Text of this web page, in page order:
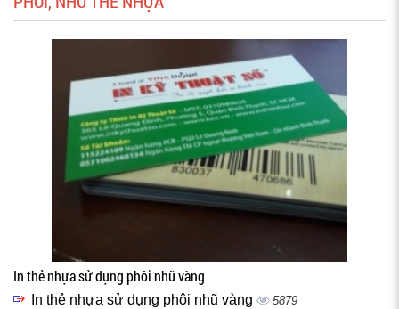
In thẻ nhựa sử dụng phôi nhũ vàng
In thẻ nhựa sử dụng phôi nhũ vàng 5879